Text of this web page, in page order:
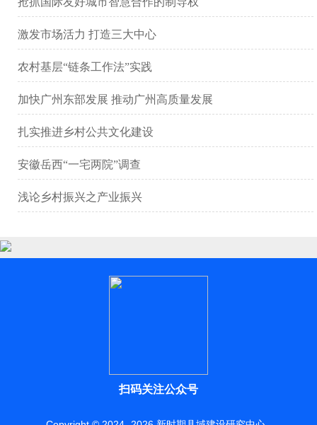
激发市场活力 打造三大中心
农村基层“链条工作法”实践
加快广州东部发展 推动广州高质量发展
扎实推进乡村公共文化建设
安徽岳西“一宅两院”调查
浅论乡村振兴之产业振兴
扫码关注公众号